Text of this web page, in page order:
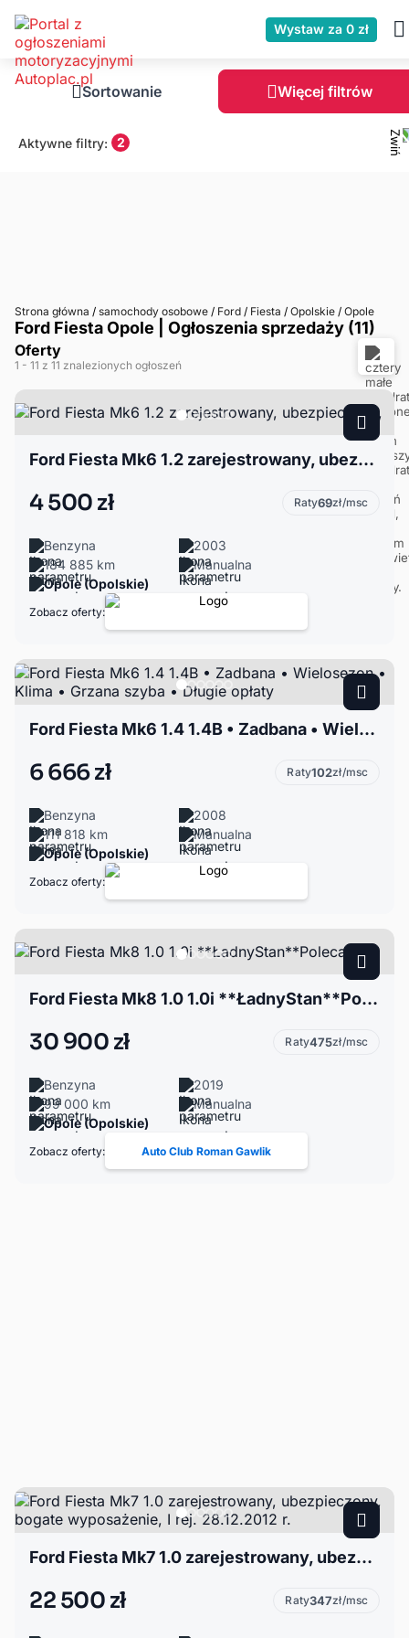
Wystaw za 0 zł
Sortowanie Więcej filtrów
Aktywne filtry: 2
Strona główna / samochody osobowe / Ford / Fiesta / Opolskie / Opole
Ford Fiesta Opole | Ogłoszenia sprzedaży (11)
Oferty
1 - 11 z 11 znalezionych ogłoszeń
Ford Fiesta Mk6 1.2 zarejestrowany, ubezpieczony,
4 500 zł Raty69zł/msc
Benzyna
2003
184 885 km
Manualna
Opole (Opolskie)
Zobacz oferty:
Ford Fiesta Mk6 1.4 1.4B • Zadbana • Wielosezon • Klima • Grzana szyba • Długie opłaty
6 666 zł Raty102zł/msc
Benzyna
2008
111 818 km
Manualna
Opole (Opolskie)
Zobacz oferty:
Ford Fiesta Mk8 1.0 1.0i **ŁadnyStan**Polecam
30 900 zł Raty475zł/msc
Benzyna
2019
99 000 km
Manualna
Opole (Opolskie)
Zobacz oferty: Auto Club Roman Gawlik
Ford Fiesta Mk7 1.0 zarejestrowany, ubezpieczony, bogate wyposażenie, I rej. 28.12.2012 r.
22 500 zł Raty347zł/msc